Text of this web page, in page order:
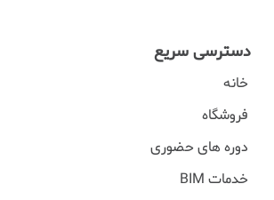
دسترسی سریع
خانه
فروشگاه
دوره های حضوری
خدمات BIM